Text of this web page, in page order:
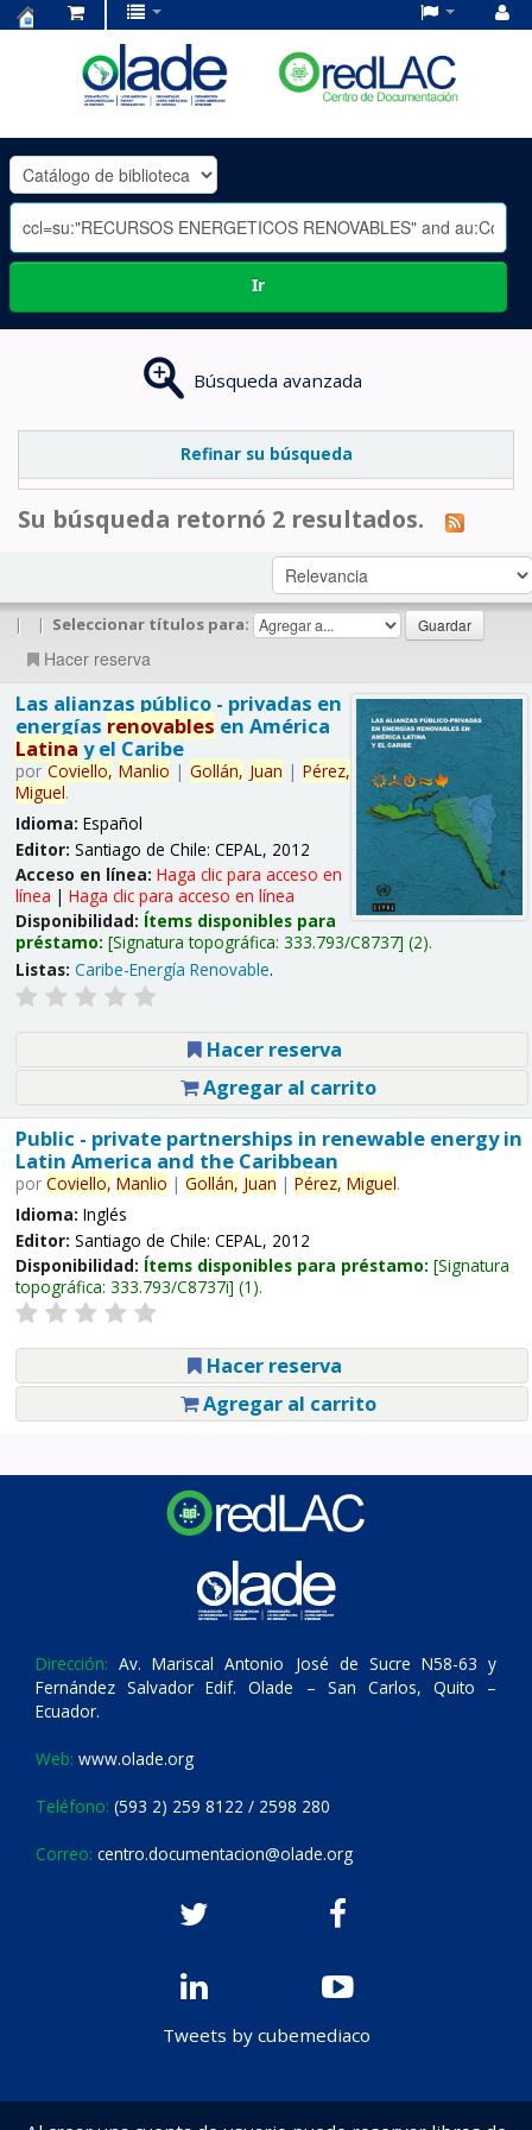
OLADE
-
Ir
Búsqueda avanzada
Refinar su búsqueda
Su búsqueda retornó 2 resultados.
| | Seleccionar títulos para:
Hacer reserva
Las alianzas público - privadas en
energías renovables en América
Latina y el Caribe
por Coviello, Manlio | Gollán, Juan | Pérez,
Miguel.
Idioma: Español
Editor: Santiago de Chile: CEPAL, 2012
Acceso en línea: Haga clic para acceso en
línea | Haga clic para acceso en línea
Disponibilidad: Ítems disponibles para
préstamo: Signatura topográfica: 333.793/C8737 (2).
Listas: Caribe-Energía Renovable.
Hacer reserva
Agregar al carrito
Public - private partnerships in renewable energy in
Latin America and the Caribbean
por Coviello, Manlio | Gollán, Juan | Pérez, Miguel.
Idioma: Inglés
Editor: Santiago de Chile: CEPAL, 2012
Disponibilidad: Ítems disponibles para préstamo: Signatura
topográfica: 333.793/C8737i (1).
Hacer reserva
Agregar al carrito
Dirección: Av. Mariscal Antonio José de Sucre N58-63 y
Fernández Salvador Edif. Olade – San Carlos, Quito –
Ecuador.
Web: www.olade.org
Teléfono: (593 2) 259 8122 / 2598 280
Correo: centro.documentacion@olade.org
Tweets by cubemediaco